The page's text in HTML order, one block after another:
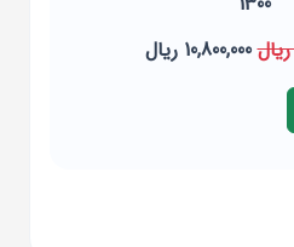
10,800,000 ریال